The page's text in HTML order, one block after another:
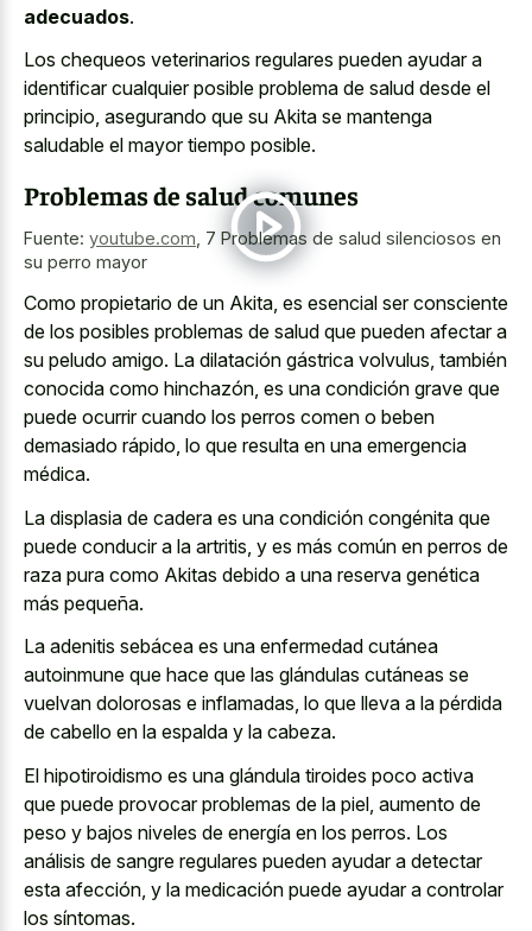
adecuados.
Los chequeos veterinarios regulares pueden ayudar a
identificar cualquier posible problema de salud desde el
principio, asegurando que su Akita se mantenga
saludable el mayor tiempo posible.
Problemas de salud comunes
Fuente: youtube.com 7 Problemas de salud silenciosos en
su perro mayor
Como propietario de un Akita, es esencial ser consciente
de los posibles problemas de salud que pueden afectar a
su peludo amigo. La dilatación gástrica volvulus, también
conocida como hinchazón, es una condición grave que
puede ocurrir cuando los perros comen o beben
demasiado rápido, lo que resulta en una emergencia
médica.
La displasia de cadera es una condición congénita que
puede conducir a la artritis, y es más común en perros de
raza pura como Akitas debido a una reserva genética
más pequeña.
La adenitis sebácea es una enfermedad cutánea
autoinmune que hace que las glándulas cutáneas se
vuelvan dolorosas e inflamadas, lo que lleva a la pérdida
de cabello en la espalda y la cabeza.
El hipotiroidismo es una glándula tiroides poco activa
que puede provocar problemas de la piel, aumento de
peso y bajos niveles de energía en los perros. Los
análisis de sangre regulares pueden ayudar a detectar
esta afección, y la medicación puede ayudar a controlar
los síntomas.